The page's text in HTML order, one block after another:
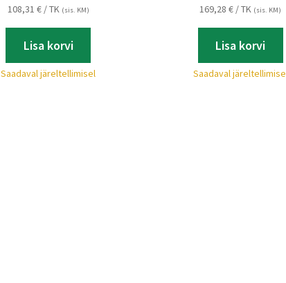
108,31 € / TK (sis. KM)
Lisa korvi
Saadaval järeltellimisel
169,28€ / TK (sis. KM)
Lisa korvi
Saadaval